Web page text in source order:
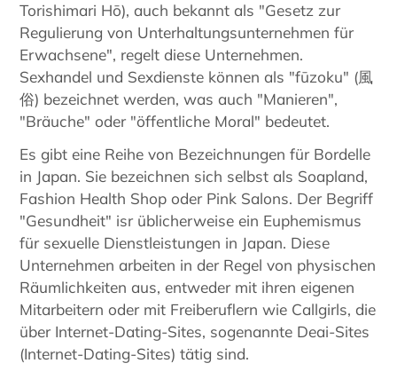
Torishimari Hō), auch bekannt als "Gesetz zur
Regulierung von Unterhaltungsunternehmen für
Erwachsene", regelt diese Unternehmen.
Sexhandel und Sexdienste können als "fūzoku" (風
俗) bezeichnet werden, was auch "Manieren",
"Bräuche" oder "öffentliche Moral" bedeutet.
Es gibt eine Reihe von Bezeichnungen für Bordelle
in Japan. Sie bezeichnen sich selbst als Soapland,
Fashion Health Shop oder Pink Salons. Der Begriff
"Gesundheit" isr üblicherweise ein Euphemismus
für sexuelle Dienstleistungen in Japan. Diese
Unternehmen arbeiten in der Regel von physischen
Räumlichkeiten aus, entweder mit ihren eigenen
Mitarbeitern oder mit Freiberuflern wie Callgirls, die
über Internet-Dating-Sites, sogenannte Deai-Sites
(Internet-Dating-Sites) tätig sind.